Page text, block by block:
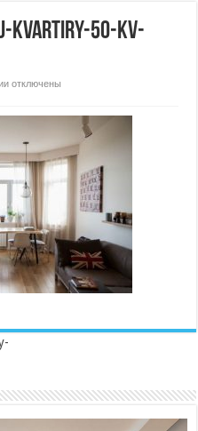
kvartiry-50-kv-
к
dvuhkomnatnoj-
50-
kv-
metrov-
296f9a8
отключены